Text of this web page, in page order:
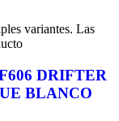
variantes. Las
DRIFTER
BLANCO